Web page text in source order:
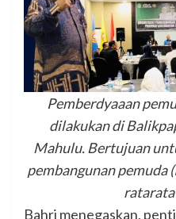
Pemberdyaaan
dilakukan di
Mahulu. Bertujuan
pembangunan pemuda
Bahri menegaskan,